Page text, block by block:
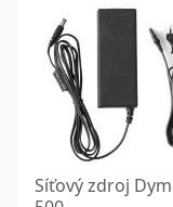
Síťový zdroj